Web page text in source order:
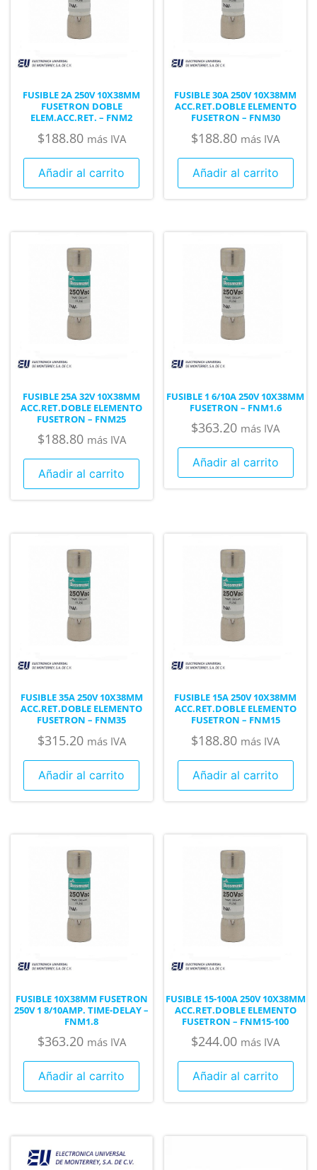
FUSIBLE 2A 250V 10X38MM
FUSETRON DOBLE
ELEM.ACC.RET. – FNM2
$188.80 más IVA
Añadir al carrito
FUSIBLE 30A 250V 10X38MM
ACC.RET.DOBLE ELEMENTO
FUSETRON – FNM30
$188.80 más IVA
Añadir al carrito
FUSIBLE 25A 32V 10X38MM
ACC.RET.DOBLE ELEMENTO
FUSETRON – FNM25
$188.80 más IVA
Añadir al carrito
FUSIBLE 1 6/10A 250V 10X38MM
FUSETRON – FNM1.6
$363.20 más IVA
Añadir al carrito
FUSIBLE 35A 250V 10X38MM
ACC.RET.DOBLE ELEMENTO
FUSETRON – FNM35
$315.20 más IVA
Añadir al carrito
FUSIBLE 15A 250V 10X38MM
ACC.RET.DOBLE ELEMENTO
FUSETRON – FNM15
$188.80 más IVA
Añadir al carrito
FUSIBLE 10X38MM FUSETRON
250V 1 8/10AMP. TIME-DELAY –
FNM1.8
$363.20 más IVA
Añadir al carrito
FUSIBLE 15-100A 250V 10X38MM
ACC.RET.DOBLE ELEMENTO
FUSETRON – FNM15-100
$244.00 más IVA
Añadir al carrito